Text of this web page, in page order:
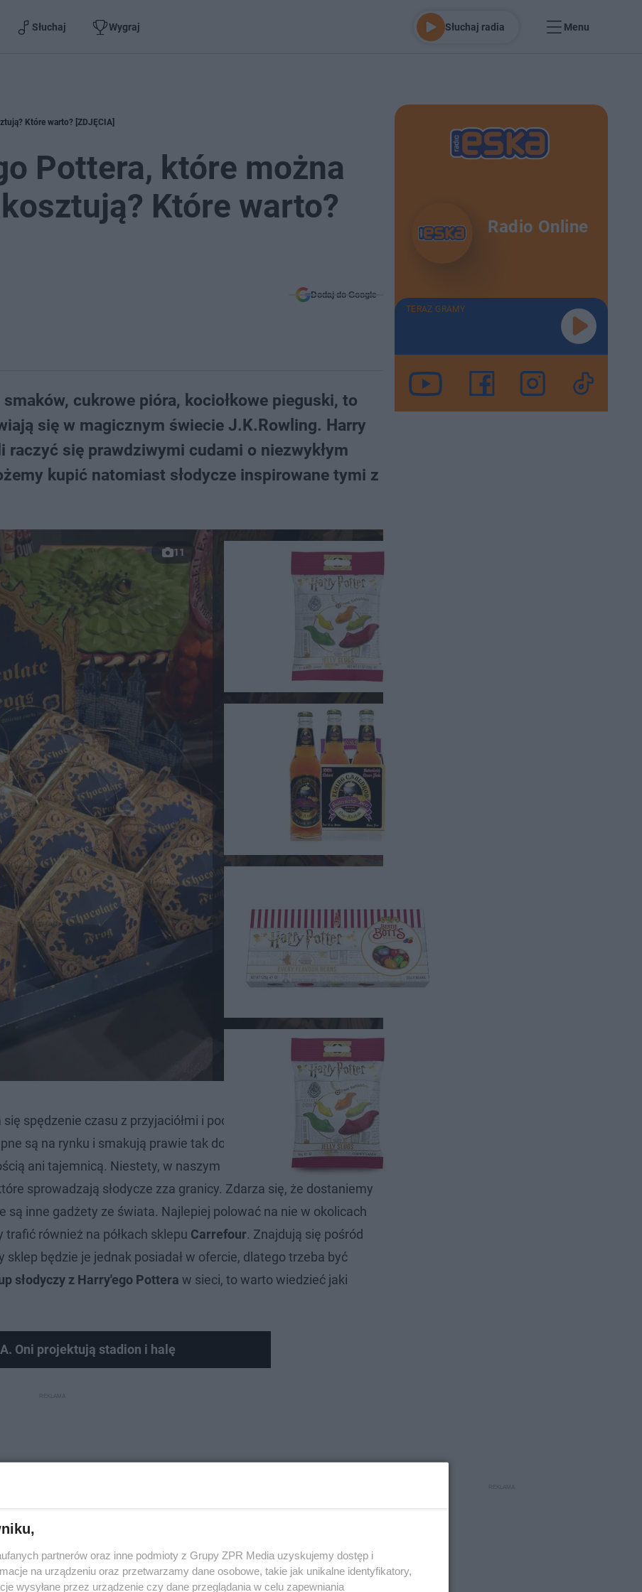
Słuchaj Wygraj Słuchaj radia Menu
Które warto? [ZDJĘCIA]
Pottera, które można
Które warto?
Dodaj do Google
cukrowe pióra, kociołkowe pieguski, to
się w magicznym świecie J.K.Rowling. Harry
się prawdziwymi cudami o niezwykłym
kupić natomiast słodycze inspirowane tymi z
11
spędzenie czasu z przyjaciółmi i pochrupanie słodyczy rodem z
są na rynku i smakują prawie tak dobrze, jak prawdziwe
ani tajemnicą. Niestety, w naszym kraju kupimy je w zasadzie
sprowadzają słodycze zza granicy. Zdarza się, że dostaniemy
inne gadżety ze świata. Najlepiej polować na nie w okolicach
również na półkach sklepu Carrefour. Znajdują się pośród
sklep będzie je jednak posiadał w ofercie, dlatego trzeba być
słodyczy z Harry'ego Pottera w sieci, to warto wiedzieć jaki
Oni projektują stadion i halę
Radio Online
TERAZ GRAMY
partnerów oraz inne podmioty z Grupy ZPR Media uzyskujemy dostęp i
na urządzeniu oraz przetwarzamy dane osobowe, takie jak unikalne identyfikatory,
wysyłane przez urządzenie czy dane przeglądania w celu zapewniania